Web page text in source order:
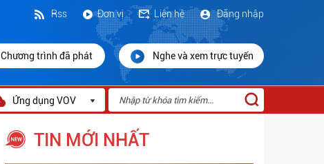
Đăng nhập
Liên hệ
Đơn vị
Rss
Chương trình đã phát Nghe và xem trực tuyến
Ứng dụng VOV
TIN MỚI NHẤT